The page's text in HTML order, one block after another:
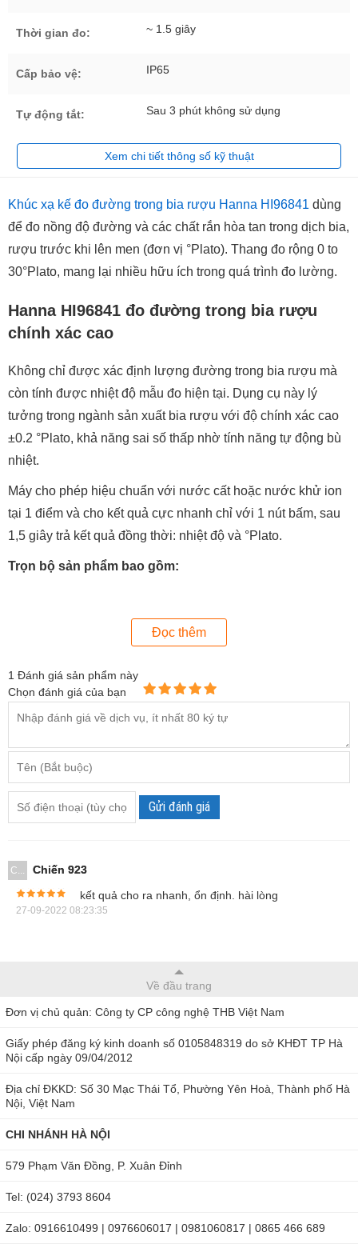
Thời gian đo: ~ 1.5 giây
Cấp bảo vệ: IP65
Tự động tắt: Sau 3 phút không sử dụng
Xem chi tiết thông số kỹ thuật
Khúc xạ kế đo đường trong bia rượu Hanna HI96841 dùng
để đo nồng độ đường và các chất rắn hòa tan trong dịch bia,
rượu trước khi lên men (đơn vị °Plato). Thang đo rộng 0 to
30°Plato, mang lại nhiều hữu ích trong quá trình đo lường.
Hanna HI96841 đo đường trong bia rượu
chính xác cao
Không chỉ được xác định lượng đường trong bia rượu mà
còn tính được nhiệt độ mẫu đo hiện tại. Dụng cụ này lý
tưởng trong ngành sản xuất bia rượu với độ chính xác cao
±0.2 °Plato, khả năng sai số thấp nhờ tính năng tự động bù
nhiệt.
Máy cho phép hiệu chuẩn với nước cất hoặc nước khử ion
tại 1 điểm và cho kết quả cực nhanh chỉ với 1 nút bấm, sau
1,5 giây trả kết quả đồng thời: nhiệt độ và °Plato.
Trọn bộ sản phẩm bao gồm:
- Chứng chỉ chất lượng máy
- Hộp đựng máy.
Hình ảnh khúc xạ kế Hanna HI96841
Ưu điểm nổi bật của khúc xạ kế Hanna
thép không gỉ và lăng kính thủy tinh an toàn và duy trì độ bền
lâu dài. Máy được trang bị màn hình LCD hiển thị rõ nét các
Đọc thêm
1 Đánh giá sản phẩm này
Chọn đánh giá của bạn
Gửi đánh giá
C...
Chiến 923
kết quả cho ra nhanh, ổn định. hài lòng
27-09-2022 08:23:35
Về đầu trang
Đơn vị chủ quản: Công ty CP công nghệ THB Việt Nam
Giấy phép đăng ký kinh doanh số 0105848319 do sở KHĐT TP Hà
Nội cấp ngày 09/04/2012
Địa chỉ ĐKKD: Số 30 Mạc Thái Tổ, Phường Yên Hoà, Thành phố Hà
Nội, Việt Nam
CHI NHÁNH HÀ NỘI
579 Phạm Văn Đồng, P. Xuân Đỉnh
Tel: (024) 3793 8604
Zalo: 0916610499 | 0976606017 | 0981060817 | 0865 466 689